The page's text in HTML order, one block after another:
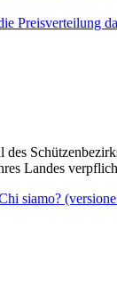
Preisverteilung
Landes
siamo?